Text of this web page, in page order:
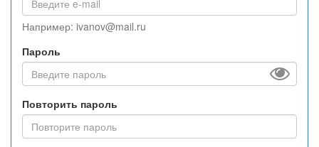
Например: ivanov@mail.ru
Пароль
Повторить пароль